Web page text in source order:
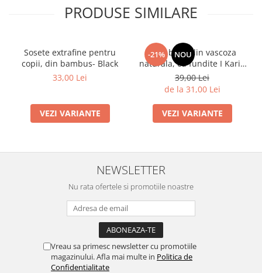
PRODUSE SIMILARE
Sosete extrafine pentru
copii, din bambus- Black
33,00 Lei
VEZI VARIANTE
-21% NOU
Dres bebe din vascoza
naturala, cu fundite I Karin
I ALB
39,00 Lei
de la 31,00 Lei
VEZI VARIANTE
NEWSLETTER
Nu rata ofertele si promotiile noastre
Vreau sa primesc newsletter cu promotiile
magazinului. Afla mai multe in Politica de
Confidentialitate